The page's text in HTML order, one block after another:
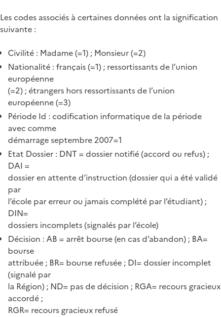
Les codes associés à certaines données ont la signification
suivante :
Civilité : Madame (=1) ; Monsieur (=2)
Nationalité : français (=1) ; ressortissants de l’union
européenne
(=2) ; étrangers hors ressortissants de l’union
européenne (=3)
Période Id : codification informatique de la période
avec comme
démarrage septembre 2007=1
Etat Dossier : DNT = dossier notifié (accord ou refus) ;
DAI =
dossier en attente d’instruction (dossier qui a été validé
par
l’école par erreur ou jamais complété par l’étudiant) ;
DIN=
dossiers incomplets (signalés par l’école)
Décision : AB = arrêt bourse (en cas d’abandon) ; BA=
bourse
attribuée ; BR= bourse refusée ; DI= dossier incomplet
(signalé par
la Région) ; ND= pas de décision ; RGA= recours gracieux
accordé ;
RGR= recours gracieux refusé